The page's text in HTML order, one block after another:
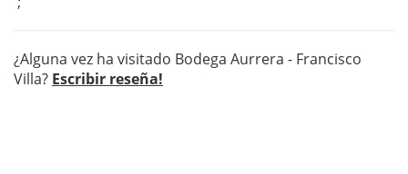
¿Alguna vez ha visitado Bodega Aurrera - Francisco
Villa? Escribir reseña!